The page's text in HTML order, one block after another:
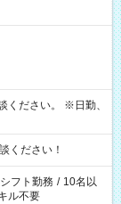
ください！
シフト勤務 / 10名以
ル不要